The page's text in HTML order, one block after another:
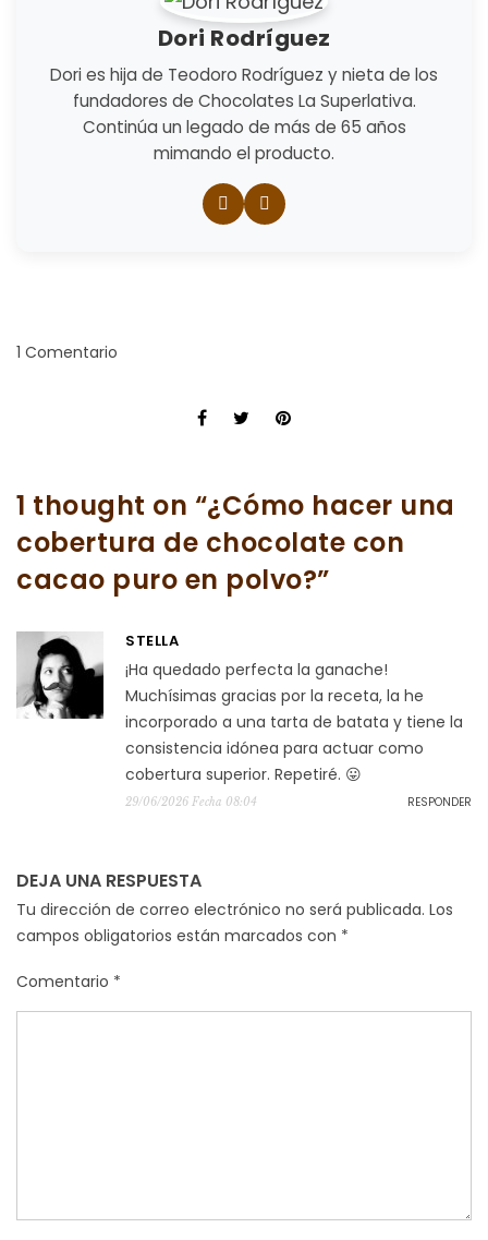
Dori Rodríguez
Dori es hija de Teodoro Rodríguez y nieta de los
fundadores de Chocolates La Superlativa.
Continúa un legado de más de 65 años
mimando el producto.
1 Comentario
1 thought on “¿Cómo hacer una
cobertura de chocolate con
cacao puro en polvo?”
STELLA
¡Ha quedado perfecta la ganache!
Muchísimas gracias por la receta, la he
incorporado a una tarta de batata y tiene la
consistencia idónea para actuar como
cobertura superior. Repetiré. 😛
29/06/2026 Fecha 08:04 RESPONDER
DEJA UNA RESPUESTA
Tu dirección de correo electrónico no será publicada. Los
campos obligatorios están marcados con *
Comentario *